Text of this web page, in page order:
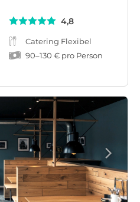
4,8
Catering Flexibel
90–130 € pro Person